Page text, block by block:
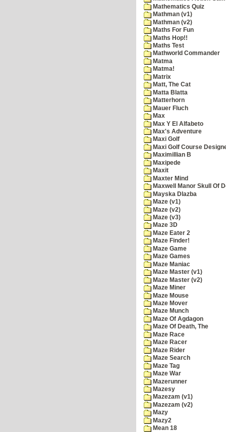
Mathematics Quiz
Mathman (v1)
Mathman (v2)
Maths For Fun
Maths Hop!!
Maths Test
Mathworld Commander
Matma
Matma!
Matrix
Matt, The Cat
Matta Blatta
Matterhorn
Mauer Fluch
Max
Max Y El Alfabeto
Max's Adventure
Maxi Golf
Maxi Golf Course
Maximillian B
Maxipede
Maxit
Maxter Mind
Maxwell Manor Skull Of
Mayska Dlazba
Maze (v1)
Maze (v2)
Maze (v3)
Maze 3D
Maze Eater 2
Maze Finder!
Maze Game
Maze Games
Maze Maniac
Maze Master (v1)
Maze Master (v2)
Maze Miner
Maze Mouse
Maze Mover
Maze Munch
Maze Of Agdagon
Maze Of Death, The
Maze Race
Maze Racer
Maze Rider
Maze Search
Maze Tag
Maze War
Mazerunner
Mazesy
Mazezam (v1)
Mazezam (v2)
Mazy
Mazy2
Mean 18